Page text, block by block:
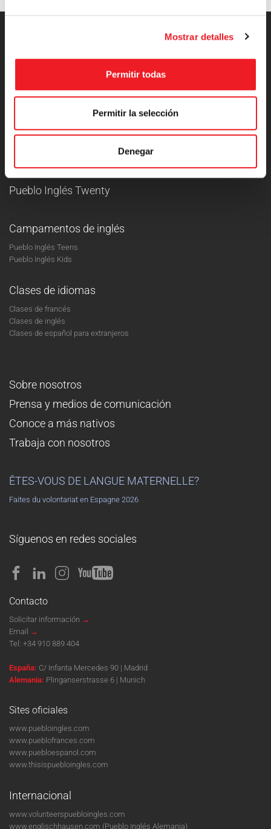
Mostrar detalles
Permitir todas
Permitir la selección
Denegar
Máster en Inglés
Villa Inglesa
Pueblo Inglés Twenty
Campamentos de inglés
Pueblo Inglés Teens
Pueblo Inglés Kids
Clases de idiomas
Clases de francés
Clases de inglés
Clases de español para extranjeros
Sobre nosotros
Prensa y medios de comunicación
Conoce a más nativos
Trabaja con nosotros
ÊTES-VOUS DE LANGUE MATERNELLE?
Faites du volontariat en Espagne 2026
Síguenos en redes sociales
Contacto
Solicitar información →
Email →
Tel: +34 910 889 404
España: C/ Infanta Mercedes 90 | Madrid
Alemania: Plinganserstrasse 6 | Munich
Sites oficiales
www.puebloingles.com
www.pueblofrances.com
www.puebloespanol.com
www.thisispuebloingles.com
Internacional
www.volunteerspuebloingles.com
www.englischhausen.com (Pueblo Inglés Alemania)